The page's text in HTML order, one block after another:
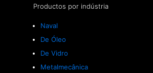
Productos por indústria
Naval
De Óleo
De Vidro
Metalmecânica